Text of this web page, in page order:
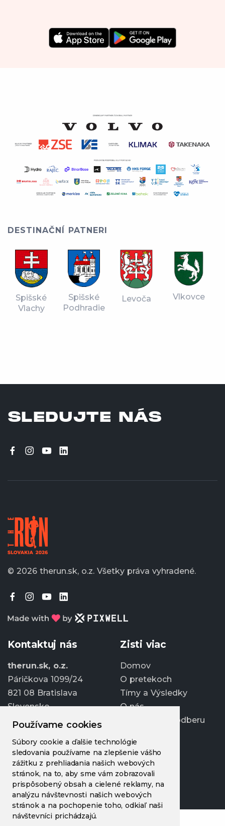
Používame cookies
Súbory cookie a ďalšie technológie
sledovania používame na zlepšenie vášho
zážitku z prehliadania našich webových
stránok, na to, aby sme vám zobrazovali
prispôsobený obsah a cielené reklamy, na
analýzu návštevnosti našich webových
stránok a na pochopenie toho, odkiaľ naši
návštevníci prichádzajú.
DESTINAČNÍ PATNERI
Spišské
Vlachy
Spišské
Podhradie
Levoča Vlkovce
SLEDUJTE NÁS
© 2026 therun.sk, o.z. Všetky práva vyhradené.
Kontaktuj nás
therun.sk, o.z.
Páričkova 1099/24
821 08 Bratislava
Slovensko
info@therun.sk
+421 907 807 363
Upraviť cookies
Zisti viac
Domov
O pretekoch
Tímy a Výsledky
O nás
Prihlásiť sa k odberu